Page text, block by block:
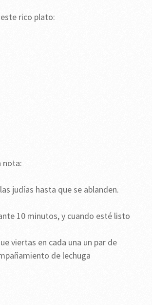
rico plato:
nota:
judías hasta que se ablanden.
10 minutos, y cuando esté listo
viertas en cada una un par de
de lechuga